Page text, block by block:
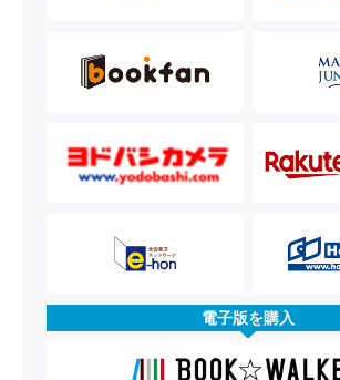
電子版を購入